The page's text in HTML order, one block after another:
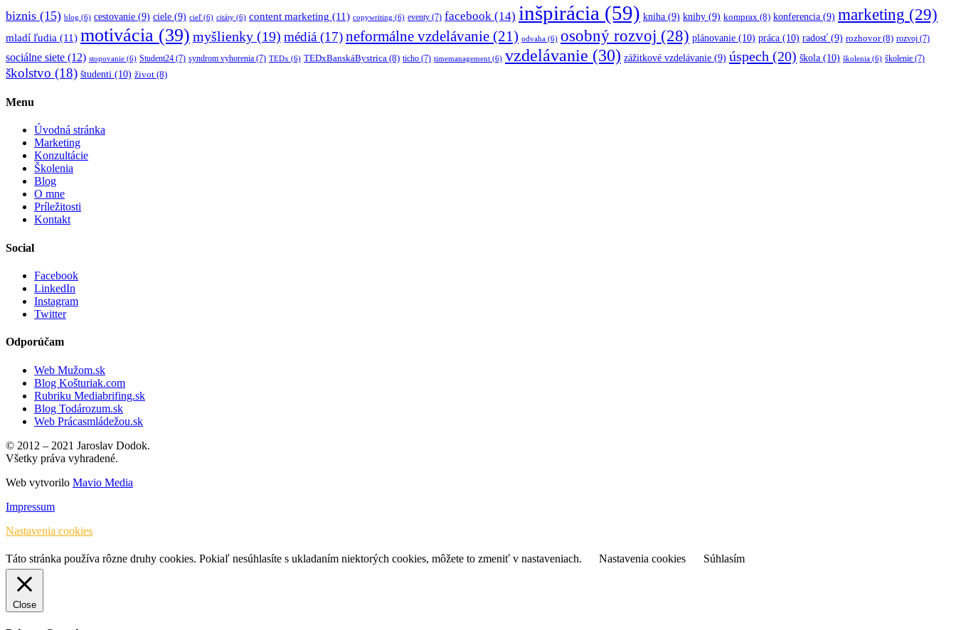
biznis (15) blog (6) cestovanie (9) ciele (9) cieľ(6) citáty (6) content marketing (11) copywriting (6) eventy (7) facebook (14) inšpirácia (59) kniha (9) knihy (9) komprax (8) konferencia (9) marketing (29)
mladí ľudia (11) motivácia (39) myšlienky (19) médiá (17)neformálne vzdelávanie (21) odvaha (6) osobný rozvoj (28) plánovanie (10) práca (10) radosť (9) rozhovor(8) rozvoj (7)
sociálne siete (12) stopovanie (6) Student24 (7) syndrom vyhorenia (7) TEDx (6) TEDxBanskáBystrica (8) ticho (7) timemanagement (6) vzdelávanie (30) zážitkové vzdelávanie (9) úspech (20) škola (10) školenia (6) školenie (7)
školstvo (18) študenti (10) život (8)
Menu
Úvodná stránka
Marketing
Konzultácie
Školenia
Blog
O mne
Príležitosti
Kontakt
Social
Facebook
LinkedIn
Instagram
Twitter
Odporúčam
Web Mužom.sk
Blog Košturiak.com
Rubriku Mediabrifing.sk
Blog Todározum.sk
Web Prácasmládežou.sk
© 2012 – 2021 Jaroslav Dodok.
Všetky práva vyhradené.
Web vytvorilo Mavio Media
Impressum
Nastavenia cookies
Táto stránka používa rôzne druhy cookies. Pokiaľ nesúhlasíte s ukladaním niektorých cookies, môžete to zmeniť v nastaveniach. Nastavenia cookies Súhlasím
Close